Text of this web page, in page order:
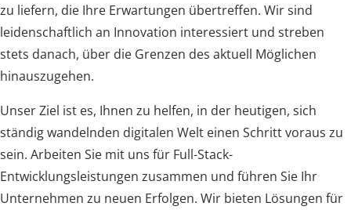
zu liefern, die Ihre Erwartungen übertreffen. Wir sind
leidenschaftlich an Innovation interessiert und streben
stets danach, über die Grenzen des aktuell Möglichen
hinauszugehen.
Unser Ziel ist es, Ihnen zu helfen, in der heutigen, sich
ständig wandelnden digitalen Welt einen Schritt voraus zu
sein. Arbeiten Sie mit uns für Full-Stack-
Entwicklungsleistungen zusammen und führen Sie Ihr
Unternehmen zu neuen Erfolgen. Wir bieten Lösungen für